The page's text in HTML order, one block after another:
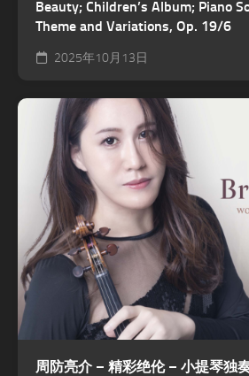
Beauty; Children’s Album; Piano
Theme and Variations, Op. 19/6
2025年10月13日
周防亮介 – 精彩绝伦 – 小提琴独